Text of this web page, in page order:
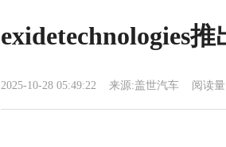
exidetechnologies
2025-10-28 05:49:22 来源:盖世汽车 阅读